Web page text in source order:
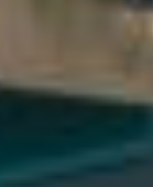
De
verbinding
zo het
de zon te
voorzien
daglicht op